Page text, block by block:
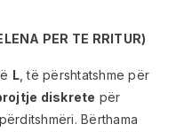
PER TE RRITUR)
L, të përshtatshme për
diskrete për
Bërthama